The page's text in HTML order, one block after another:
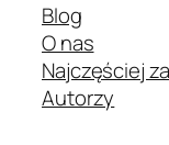
Blog
O nas
Najczęściej
Autorzy